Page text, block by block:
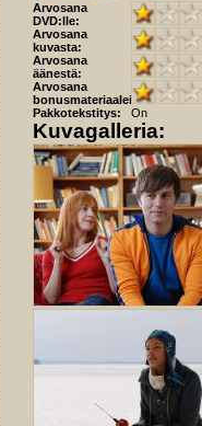
Arvosana
DVD:lle:
Arvosana
kuvasta:
Arvosana
äänestä:
Arvosana
bonusmateriaaleista:
Pakkotekstitys:
On
Kuvagalleria: